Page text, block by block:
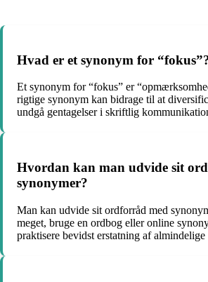
Hvad er et synonym for
Et synonym for “fokus” er
rigtige synonym kan bidrage til at
undgå gentagelser i skriftlig
Hvordan kan man udvide sit
synonymer?
Man kan udvide sit ordforråd med
meget, bruge en ordbog eller online
praktisere bevidst erstatning af